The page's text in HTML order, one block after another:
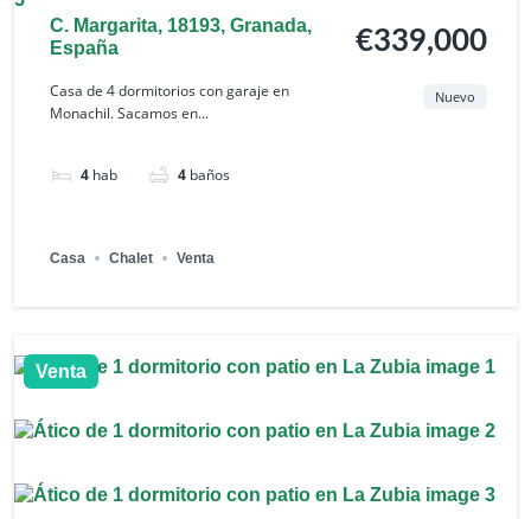
C. Margarita, 18193, Granada,
España
Casa de 4 dormitorios con garaje en
Monachil. Sacamos en...
4 hab 4 baños
€339,000
Nuevo
Casa Chalet Venta
Venta